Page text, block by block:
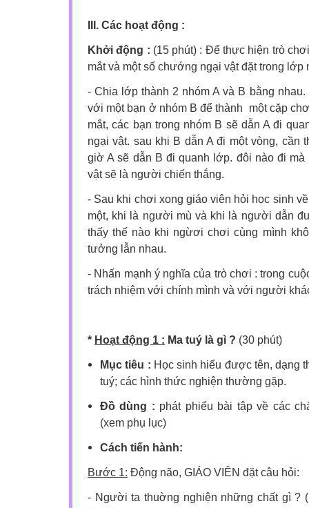
III. Các hoạt động :
Khởi động : (15 phút) : Để thực hiện trò
mắt và một số chướng ngại vật đặt trong
- Chia lớp thành 2 nhóm A và B bằng
với một bạn ở nhóm B để thành một cặp
mắt, các bạn trong nhóm B sẽ dẫn A đi
ngại vật. sau khi B dẫn A đi một vòng, cần
giờ A sẽ dẫn B đi quanh lớp. đôi nào đi
vật sẽ là người chiến thắng.
- Sau khi chơi xong giáo viên hỏi học sinh
một, khi là người mù và khi là người dẫn
thấy thế nào khi ngừơi chơi cùng mình
tưởng lẫn nhau.
- Nhấn mạnh ý nghĩa của trò chơi : trong
trách nhiệm với chính mình và với người
* Hoạt động 1 : Ma tuý là gì ? (30 phút)
Mục tiêu : Học sinh hiểu được tên, dạng
tuý; các hình thức nghiện thường gặp.
Đồ dùng : phát phiếu bài tập về các
(xem phụ lục)
Cách tiến hành:
Bước 1: Động não, GIÁO VIÊN đặt câu hỏi:
- Người ta thuờng nghiện những chất gì ?